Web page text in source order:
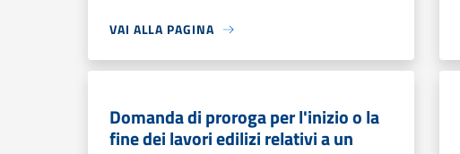
VAI ALLA PAGINA
Domanda di proroga per l'inizio o la
fine dei lavori edilizi relativi a un